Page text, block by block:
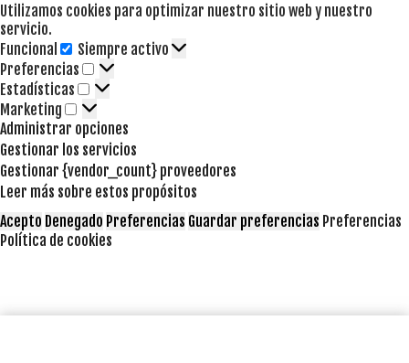
Utilizamos cookies para optimizar nuestro sitio web y nuestro
servicio.
Funcional
Funcional
Siempre activo
Preferencias
Preferencias
Estadísticas Estadísticas
Marketing Marketing
Administrar opciones
Gestionar los servicios
Gestionar {vendor_count} proveedores
Leer más sobre estos propósitos
Acepto Denegado Preferencias Guardar preferencias Preferencias
Política de cookies